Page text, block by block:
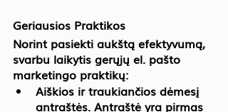
Geriausios Praktikos
Norint pasiekti aukštą efektyvumą,
svarbu laikytis gerųjų el. pašto
marketingo praktikų:
Aiškios ir traukiančios dėmesį
antraštės. Antraštė yra pirmas